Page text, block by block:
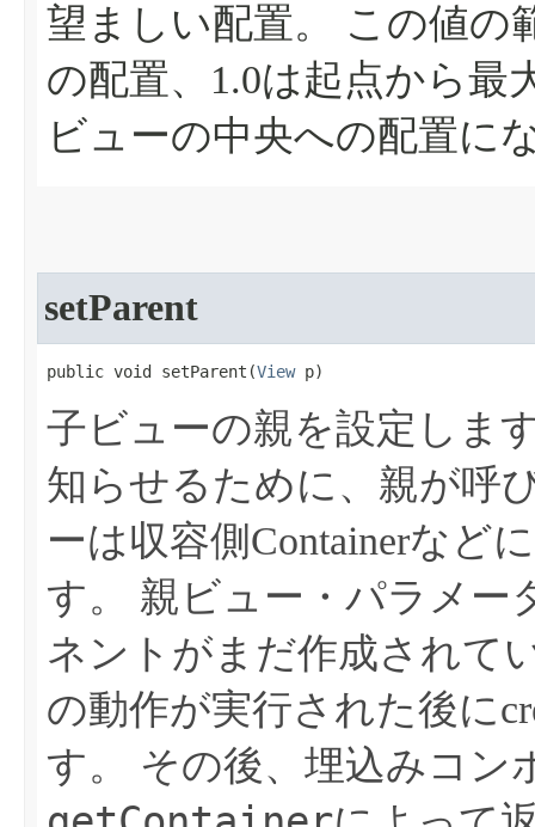
望ましい配置。
この値の
の配置、1.0は起点から最
ビューの中央への配置に
setParent
public void setParent​(View p)
子ビューの親を設定しま
知らせるために、親が呼
ーは収容側Containerなど
す。
親ビュー・パラメー
ネントがまだ作成されて
の動作が実行された後に
す。
その後、埋込みコン